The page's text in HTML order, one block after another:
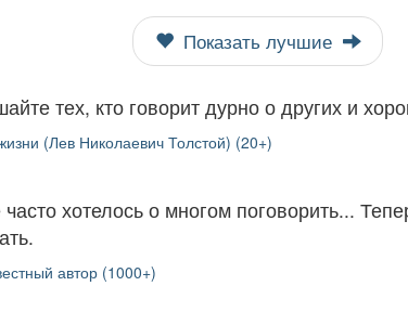
Показать лучшие
тех, кто говорит дурно о других и
(Лев Николаевич Толстой) (20+)
хотелось о многом поговорить...
автор (1000+)